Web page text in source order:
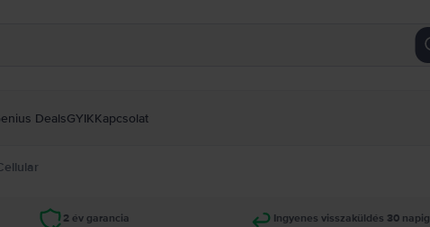
DealsGYIKKapcsolat
2 év garancia Ingyenes visszaküldés 30 napig